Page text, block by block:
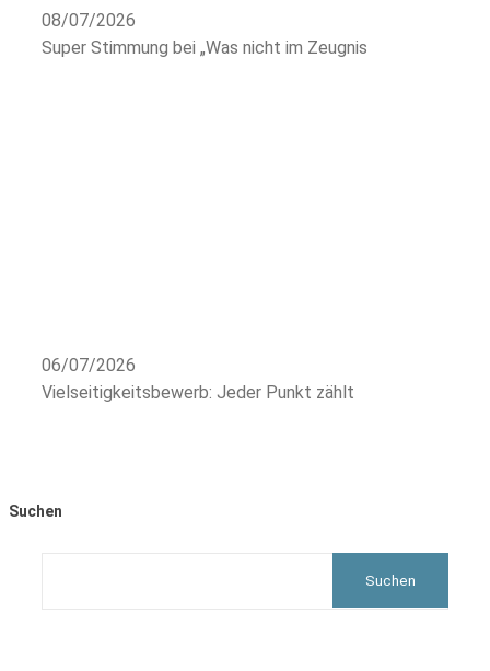
08/07/2026
Super Stimmung bei „Was nicht im Zeugnis
06/07/2026
Vielseitigkeitsbewerb: Jeder Punkt zählt
Suchen
Suchen